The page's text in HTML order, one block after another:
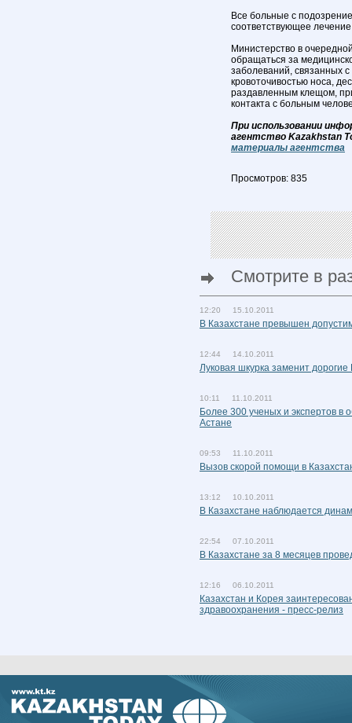
Все больные с
соответствующее
Министерство в
обращаться за
заболеваний, связанных
кровоточивостью носа,
раздавленным клещом,
контакта с больным
При использовании
агентство Kazakhstan
материалы агентства
Просмотров: 835
Смотрите в
12:20 15.10.2011
В Казахстане превышен
12:44 14.10.2011
Луковая шкурка заменит
10:11 11.10.2011
Более 300 ученых и экспертов в
Астане
09:53 11.10.2011
Вызов скорой помощи в
13:12 10.10.2011
В Казахстане наблюдается
22:54 07.10.2011
В Казахстане за 8 месяцев
12:16 06.10.2011
Казахстан и Корея
здравоохранения - пресс-релиз